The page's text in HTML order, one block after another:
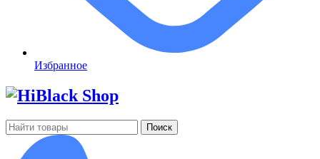
Избранное
Поиск